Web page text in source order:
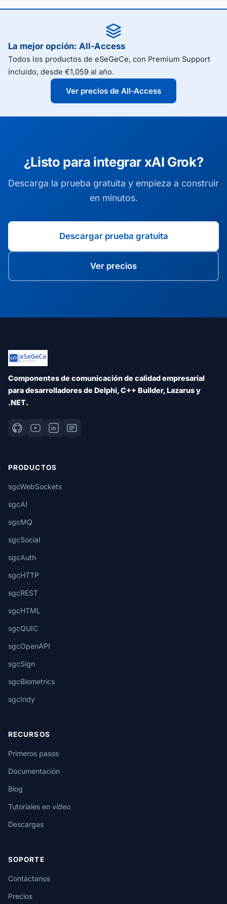
La mejor opción: All-Access
Todos los productos de eSeGeCe, con Premium Support
incluido, desde €1,059 al año.
Ver precios de All-Access
¿Listo para integrar xAI Grok?
Descarga la prueba gratuita y empieza a construir
en minutos.
Descargar prueba gratuita
Ver precios
Componentes de comunicación de calidad empresarial
para desarrolladores de Delphi, C++ Builder, Lazarus y
.NET.
PRODUCTOS
sgcWebSockets
sgcAI
sgcMQ
sgcSocial
sgcAuth
sgcHTTP
sgcREST
sgcHTML
sgcQUIC
sgcOpenAPI
sgcSign
sgcBiometrics
sgcIndy
RECURSOS
Primeros pasos
Documentación
Blog
Tutoriales en vídeo
Descargas
SOPORTE
Contáctanos
Precios